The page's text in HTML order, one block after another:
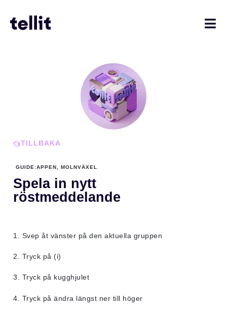
TILLBAKA
GUIDE :APPEN ,MOLNVÄXEL
Spela in nytt
röstmeddelande
1. Svep åt vänster på den aktuella gruppen
2. Tryck på (i)
3. Tryck på kugghjulet
4. Tryck på ändra längst ner till höger